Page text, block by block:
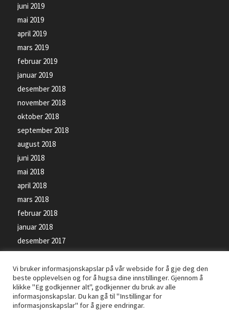
juni 2019
mai 2019
april 2019
mars 2019
februar 2019
januar 2019
desember 2018
november 2018
oktober 2018
september 2018
august 2018
juni 2018
mai 2018
april 2018
mars 2018
februar 2018
januar 2018
desember 2017
november 2017
oktober 2017
september 2017
Vi bruker informasjonskapslar på vår webside for å gje deg den
beste opplevelsen og for å hugsa dine innstillinger. Gjennom å
klikke "Eg godkjenner alt", godkjenner du bruk av alle
informasjonskapslar. Du kan gå til "Instillingar for
informasjonskapslar" for å gjere endringar.